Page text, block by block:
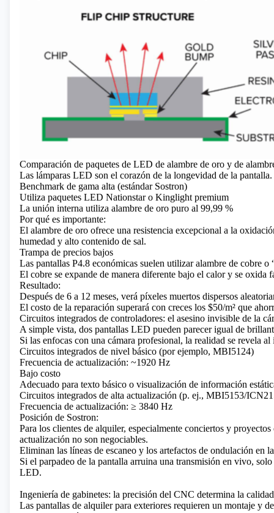
Comparación de paquetes de LED de alambre de oro y de
Las lámparas LED son el corazón de la longevidad de la pantalla.
Benchmark de gama alta (estándar Sostron)
Utiliza paquetes LED Nationstar o Kinglight premium
La unión interna utiliza alambre de oro puro al 99,99 %
Por qué es importante:
El alambre de oro ofrece una resistencia excepcional a la
humedad y alto contenido de sal.
Trampa de precios bajos
Las pantallas P4.8 económicas suelen utilizar alambre de cobre o
El cobre se expande de manera diferente bajo el calor y se oxida
Resultado:
Después de 6 a 12 meses, verá píxeles muertos dispersos
El costo de la reparación superará con creces los $50/m² que
Circuitos integrados de controladores: el asesino invisible de la
A simple vista, dos pantallas LED pueden parecer igual de
Si las enfocas con una cámara profesional, la realidad se revela al
Circuitos integrados de nivel básico (por ejemplo, MBI5124)
Frecuencia de actualización: ~1920 Hz
Bajo costo
Adecuado para texto básico o visualización de información
Circuitos integrados de alta actualización (p. ej., MBI5153/
Frecuencia de actualización: ≥ 3840 Hz
Posición de Sostron:
Para los clientes de alquiler, especialmente conciertos y
actualización no son negociables.
Eliminan las líneas de escaneo y los artefactos de ondulación en
Si el parpadeo de la pantalla arruina una transmisión en vivo,
LED.
Ingeniería de gabinetes: la precisión del CNC determina la
Las pantallas de alquiler para exteriores requieren un montaje y